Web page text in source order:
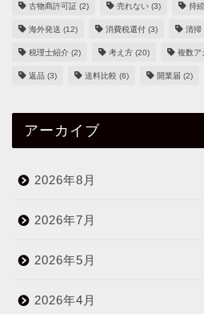
古物商許可証 (2) 売れない (3) 持
海外発送 (12) 消費税還付 (3) 清掃
税理士紹介 (2) 考え方 (20) 複数ア
返品 (3) 送料比較 (6) 開業届 (2)
アーカイブ
2026年8月
2026年7月
2026年5月
2026年4月